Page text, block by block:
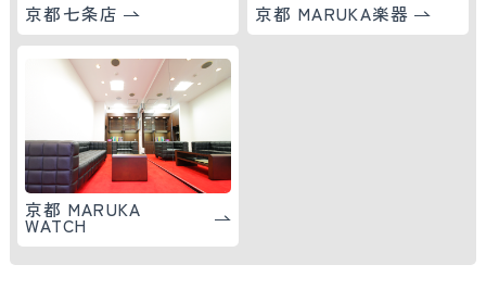
京都七条店 京都 MARUKA楽器
京都 MARUKA
WATCH